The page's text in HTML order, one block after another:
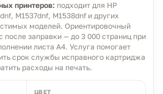
принтеров: подходит для HP
M1537dnf, M1538dnf и других
моделей. Ориентировочный
после заправки — до 3 000 страниц при
листа A4. Услуга помогает
срок службы исправного картриджа
расходы на печать.
ЦВЕТ
рабочее время
MAX WhatsApp Telegram
neoprint_ykt@mail.ru
действия